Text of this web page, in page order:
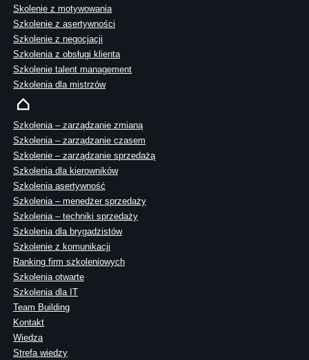
Skolenie z motywowania
Szkolenie z asertywności
Szkolenie z negocjacji
Szkolenia z obsługi klienta
Szkolenie talent management
Szkolenia dla mistrzów
Szkolenia – zarządzanie zmianą
Szkolenia – zarządzanie czasem
Szkolenie – zarządzanie sprzedażą
Szkolenia dla kierowników
Szkolenia asertywność
Szkolenia – menedżer sprzedaży
Szkolenia – techniki sprzedaży
Szkolenia dla brygadzistów
Szkolenie z komunikacji
Ranking firm szkoleniowych
Szkolenia otwarte
Szkolenia dla IT
Team Building
Kontakt
Wiedza
Strefa wiedzy